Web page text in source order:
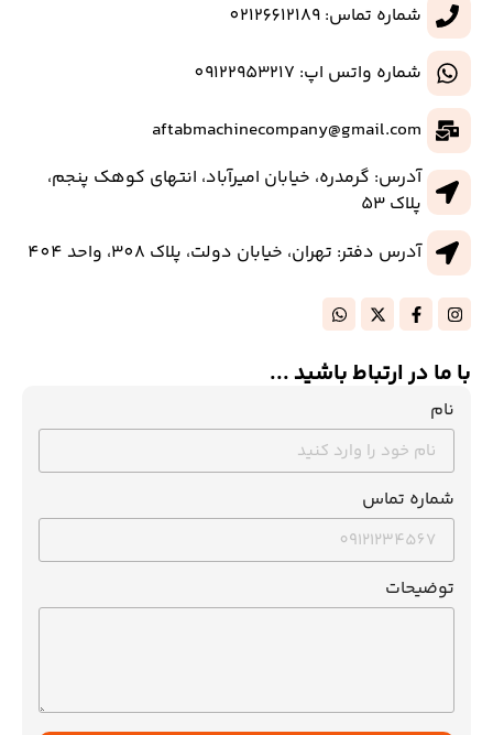
شماره تماس: 02126612189
شماره واتس اپ: 09122953217
aftabmachinecompany@gmail.com
آدرس: گرمدره، خیابان امیرآباد، انتهای کوهک پنجم،
پلاک 53
آدرس دفتر: تهران، خیابان دولت، پلاک 308، واحد 404
با ما در ارتباط باشید ...
نام
شماره تماس
توضیحات